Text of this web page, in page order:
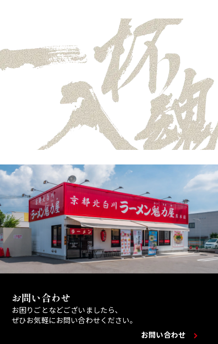
お問い合わせ
お困りごとなどございましたら、
ぜひお気軽にお問い合わせください。
お問い合わせ